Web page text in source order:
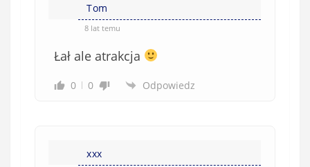
Tom
8 lat temu
Łał ale atrakcja
0 0 Odpowiedz
xxx